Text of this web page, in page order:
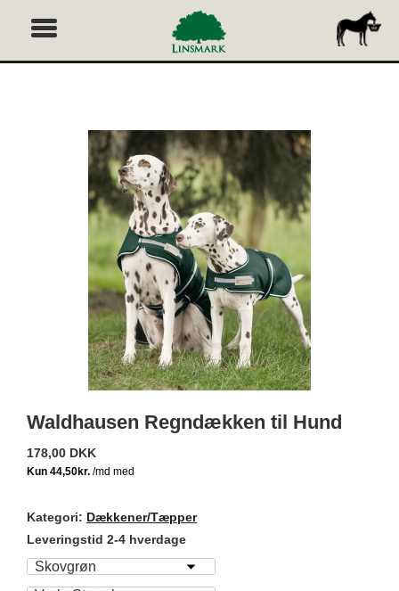
Waldhausen Regndækken til Hund
178,00 DKK
Kategori: Dækkener/Tæpper
Leveringstid 2-4 hverdage